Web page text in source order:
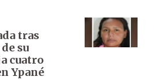
tras
su
cuatro
Ypané